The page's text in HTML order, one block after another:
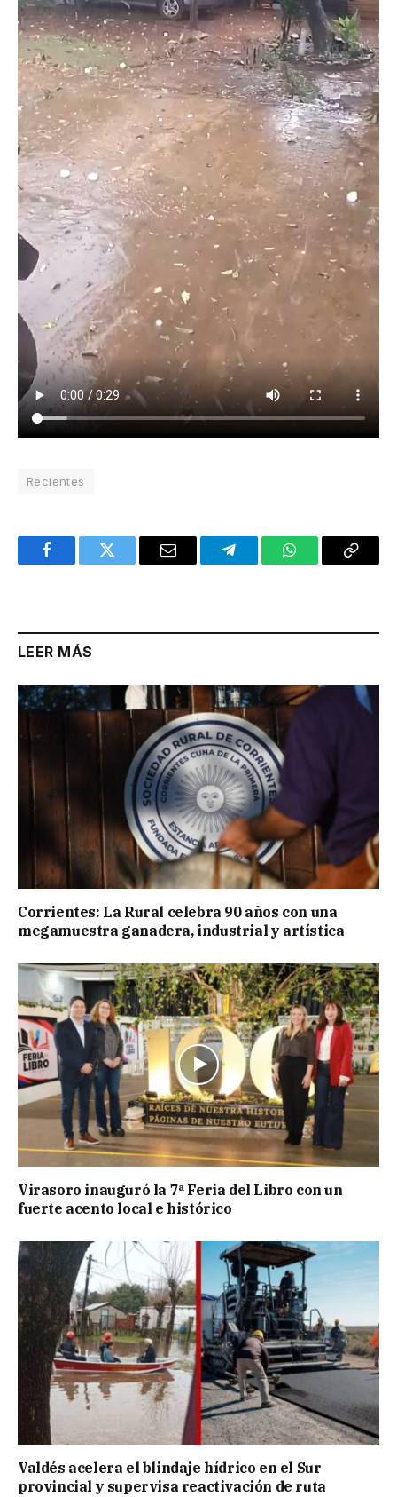
Recientes
FacebookTwitter Email TelegramWhatsAppCopy
LEER MÁS
Corrientes: La Rural celebra 90 años con una
megamuestra ganadera, industrial y artística
Virasoro inauguró la 7ª Feria del Libro con un
fuerte acento local e histórico
Valdés acelera el blindaje hídrico en el Sur
provincial y supervisa reactivación de ruta